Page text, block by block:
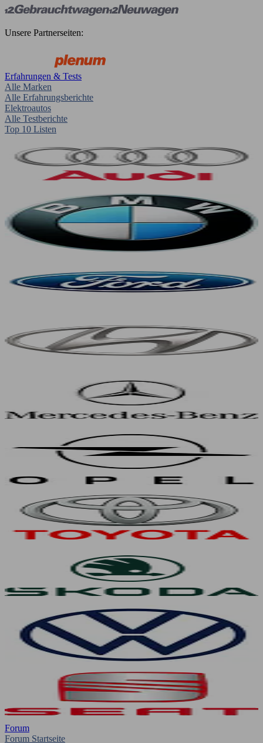
Unsere Partnerseiten:
Erfahrungen & Tests
Alle Marken
Alle Erfahrungsberichte
Elektroautos
Alle Testberichte
Top 10 Listen
Forum
Forum Startseite